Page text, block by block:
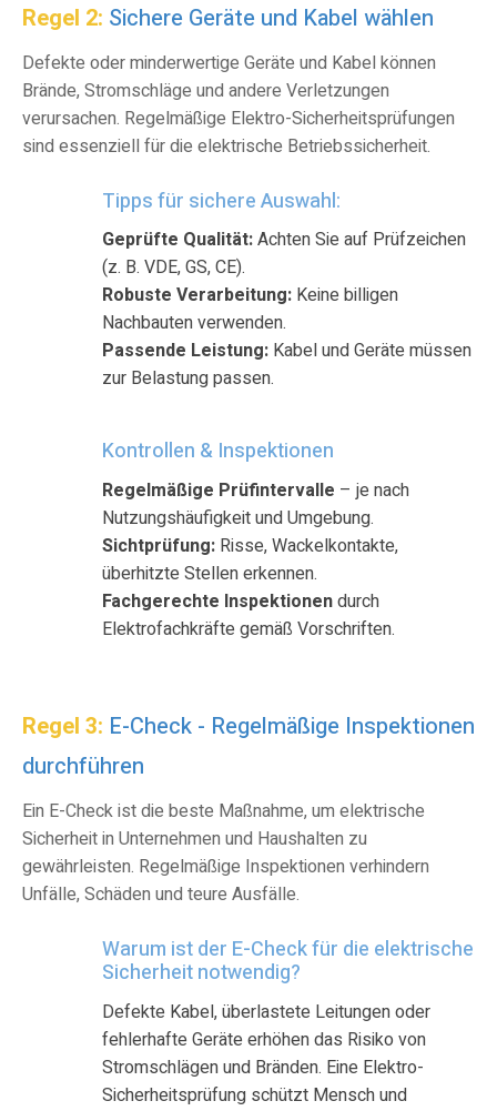
Regel 2: Sichere Geräte und Kabel wählen
Defekte oder minderwertige Geräte und Kabel können
Brände, Stromschläge und andere Verletzungen
verursachen. Regelmäßige Elektro-Sicherheitsprüfungen
sind essenziell für die elektrische Betriebssicherheit.
Tipps für sichere Auswahl:
Geprüfte Qualität:Achten Sie auf Prüfzeichen
(z. B. VDE, GS, CE).
Robuste Verarbeitung: Keine billigen
Nachbauten verwenden.
Passende Leistung: Kabel und Geräte müssen
zur Belastung passen.
Kontrollen & Inspektionen
Regelmäßige Prüfintervalle – je nach
Nutzungshäufigkeit und Umgebung.
Sichtprüfung: Risse, Wackelkontakte,
überhitzte Stellen erkennen.
Fachgerechte Inspektionendurch
Elektrofachkräfte gemäß Vorschriften.
Regel 3: E-Check - Regelmäßige Inspektionen
durchführen
Ein E-Check ist die beste Maßnahme, um elektrische
Sicherheit in Unternehmen und Haushalten zu
gewährleisten. Regelmäßige Inspektionen verhindern
Unfälle, Schäden und teure Ausfälle.
Warum ist der E-Check für die elektrische
Sicherheit notwendig?
Defekte Kabel, überlastete Leitungen oder
fehlerhafte Geräte erhöhen das Risiko von
Stromschlägen und Bränden. Eine Elektro-
Sicherheitsprüfung schützt Mensch und